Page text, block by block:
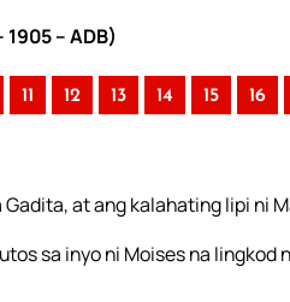
– ADB)
11 12 13 14 15 16
at ang kalahating lipi ni
sa inyo ni Moises na lingkod